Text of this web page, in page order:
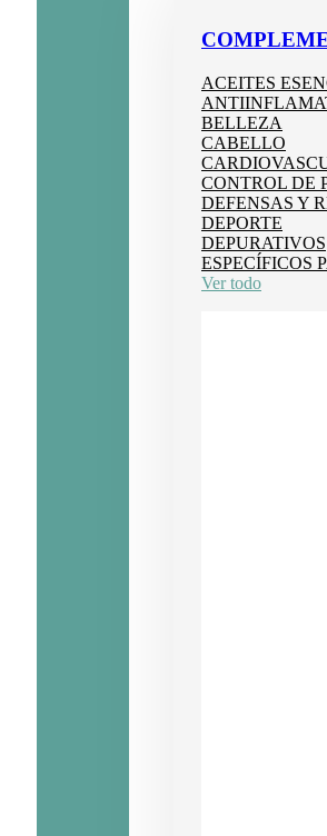
ACEITES
BELLEZA
CABELLO
CONTROL DE
DEFENSAS Y
DEPORTE
DEPURATIVOS
ESPECÍFICOS
Ver todo